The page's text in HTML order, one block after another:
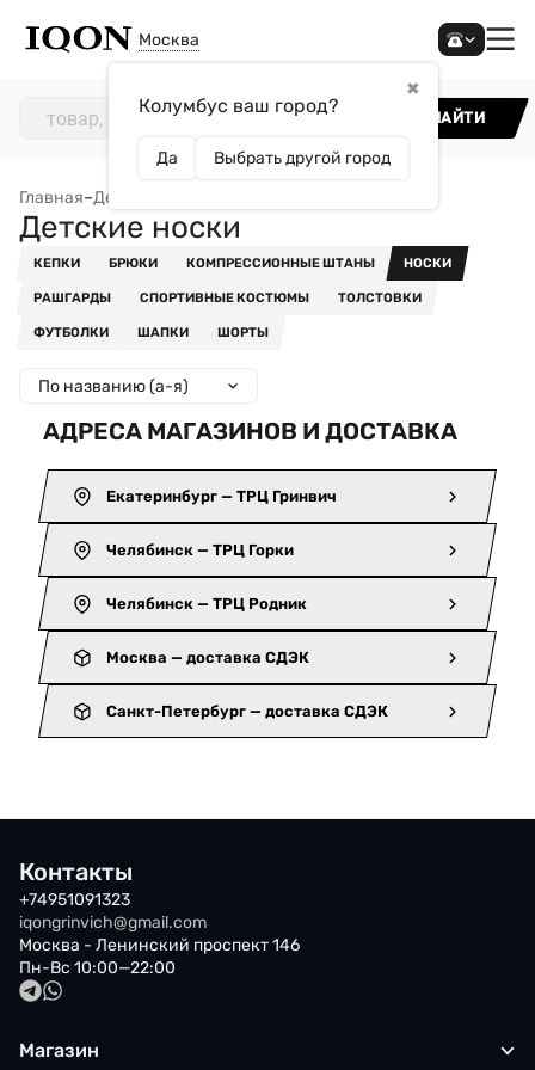
Москва
✖
Колумбус ваш город?
Да Выбрать другой город
НАЙТИ
Главная–Детям
Детские носки
КЕПКИ БРЮКИ КОМПРЕССИОННЫЕ ШТАНЫ НОСКИ
РАШГАРДЫ СПОРТИВНЫЕ КОСТЮМЫ ТОЛСТОВКИ
ФУТБОЛКИ ШАПКИ ШОРТЫ
По названию (а-я)
АДРЕСА МАГАЗИНОВ И ДОСТАВКА
Екатеринбург — ТРЦ Гринвич
Челябинск — ТРЦ Горки
Челябинск — ТРЦ Родник
Москва — доставка СДЭК
Санкт-Петербург — доставка СДЭК
Контакты
+74951091323
iqongrinvich@gmail.com
Москва - Ленинский проспект 146
Пн-Вс 10:00—22:00
Магазин